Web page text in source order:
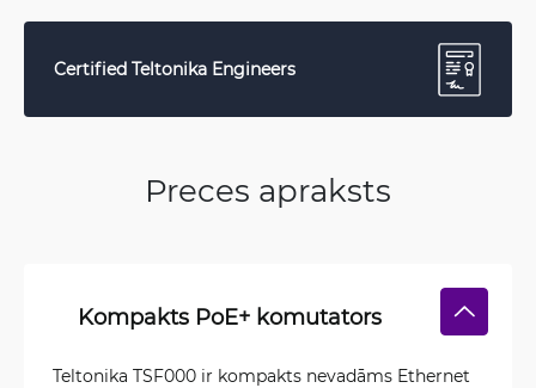
Certified Teltonika Engineers
Preces apraksts
Kompakts PoE+ komutators
Teltonika TSF000 ir kompakts nevadāms Ethernet